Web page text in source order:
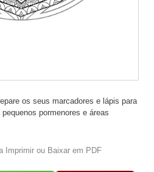
os seus marcadores e lápis para
pormenores e áreas
Imprimir ou Baixar em PDF